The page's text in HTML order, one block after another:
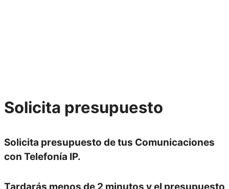
Solicita presupuesto
Solicita presupuesto de tus Comunicaciones
con Telefonía IP.